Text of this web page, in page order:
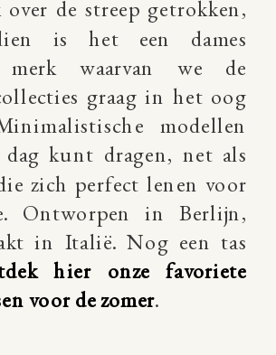
de streep getrokken,
is het een dames
merk waarvan we de
graag in het oog
modellen
dag kunt dragen, net als
zich perfect lenen voor
Ontworpen in Berlijn,
in Italië. Nog een tas
hier onze favoriete
voor de zomer.